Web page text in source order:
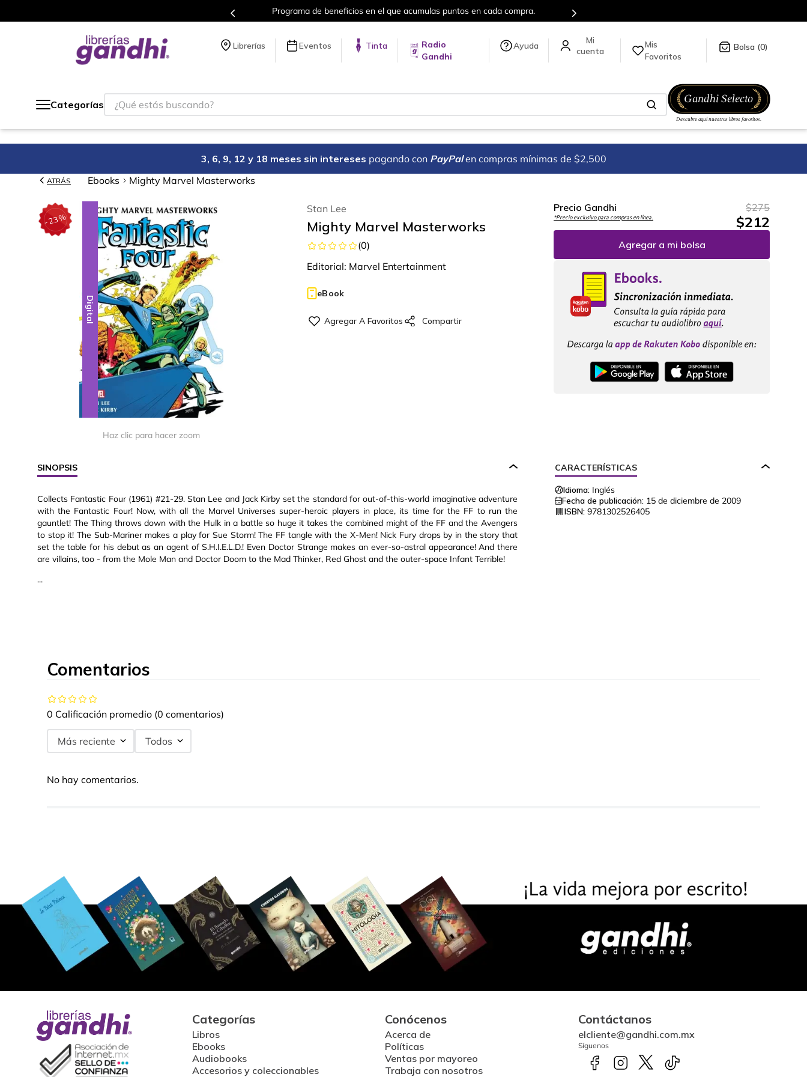
Programa de beneficios en el que acumulas puntos en cada compra. Más de 5 millones de títulos en nuestra tienda en línea.
Librerías Eventos Tinta
Radio
Gandhi
Ayuda
Mis
Favoritos
0
Categorías
¿Qué estás buscando?
3, 6, 9, 12 y 18 meses sin intereses pagando con PayPal en compras mínimas de $2,500
ATRÁS Ebooks Mighty Marvel Masterworks
-23%
Digital
Haz clic para hacer zoom
Stan Lee
Mighty Marvel Masterworks
(0)
Editorial: Marvel Entertainment
eBook
Precio Gandhi
*Precio exclusivo para compras en línea.
$275
$212
Agregar a mi bolsa
SINOPSIS
Collects Fantastic Four (1961) #21-29. Stan Lee and Jack Kirby set the standard for out-of-this-world imaginative adventure
with the Fantastic Four! Now, with all the Marvel Universes super-heroic players in place, its time for the FF to run the
gauntlet! The Thing throws down with the Hulk in a battle so huge it takes the combined might of the FF and the Avengers
to stop it! The Sub-Mariner makes a play for Sue Storm! The FF tangle with the X-Men! Nick Fury drops by in the story that
set the table for his debut as an agent of S.H.I.E.L.D.! Even Doctor Strange makes an ever-so-astral appearance! And there
are villains, too - from the Mole Man and Doctor Doom to the Mad Thinker, Red Ghost and the outer-space Infant Terrible!
...
CARACTERÍSTICAS
Idioma: Inglés
Fecha de publicación: 15 de diciembre de 2009
ISBN: 9781302526405
Comentarios
0 Calificación promedio (0 comentarios)
Más reciente Todos
No hay comentarios.
Categorías
Libros
Ebooks
Audiobooks
Accesorios y coleccionables
Conócenos
Acerca de
Políticas
Ventas por mayoreo
Trabaja con nosotros
Contáctanos
elcliente@gandhi.com.mx
Síguenos